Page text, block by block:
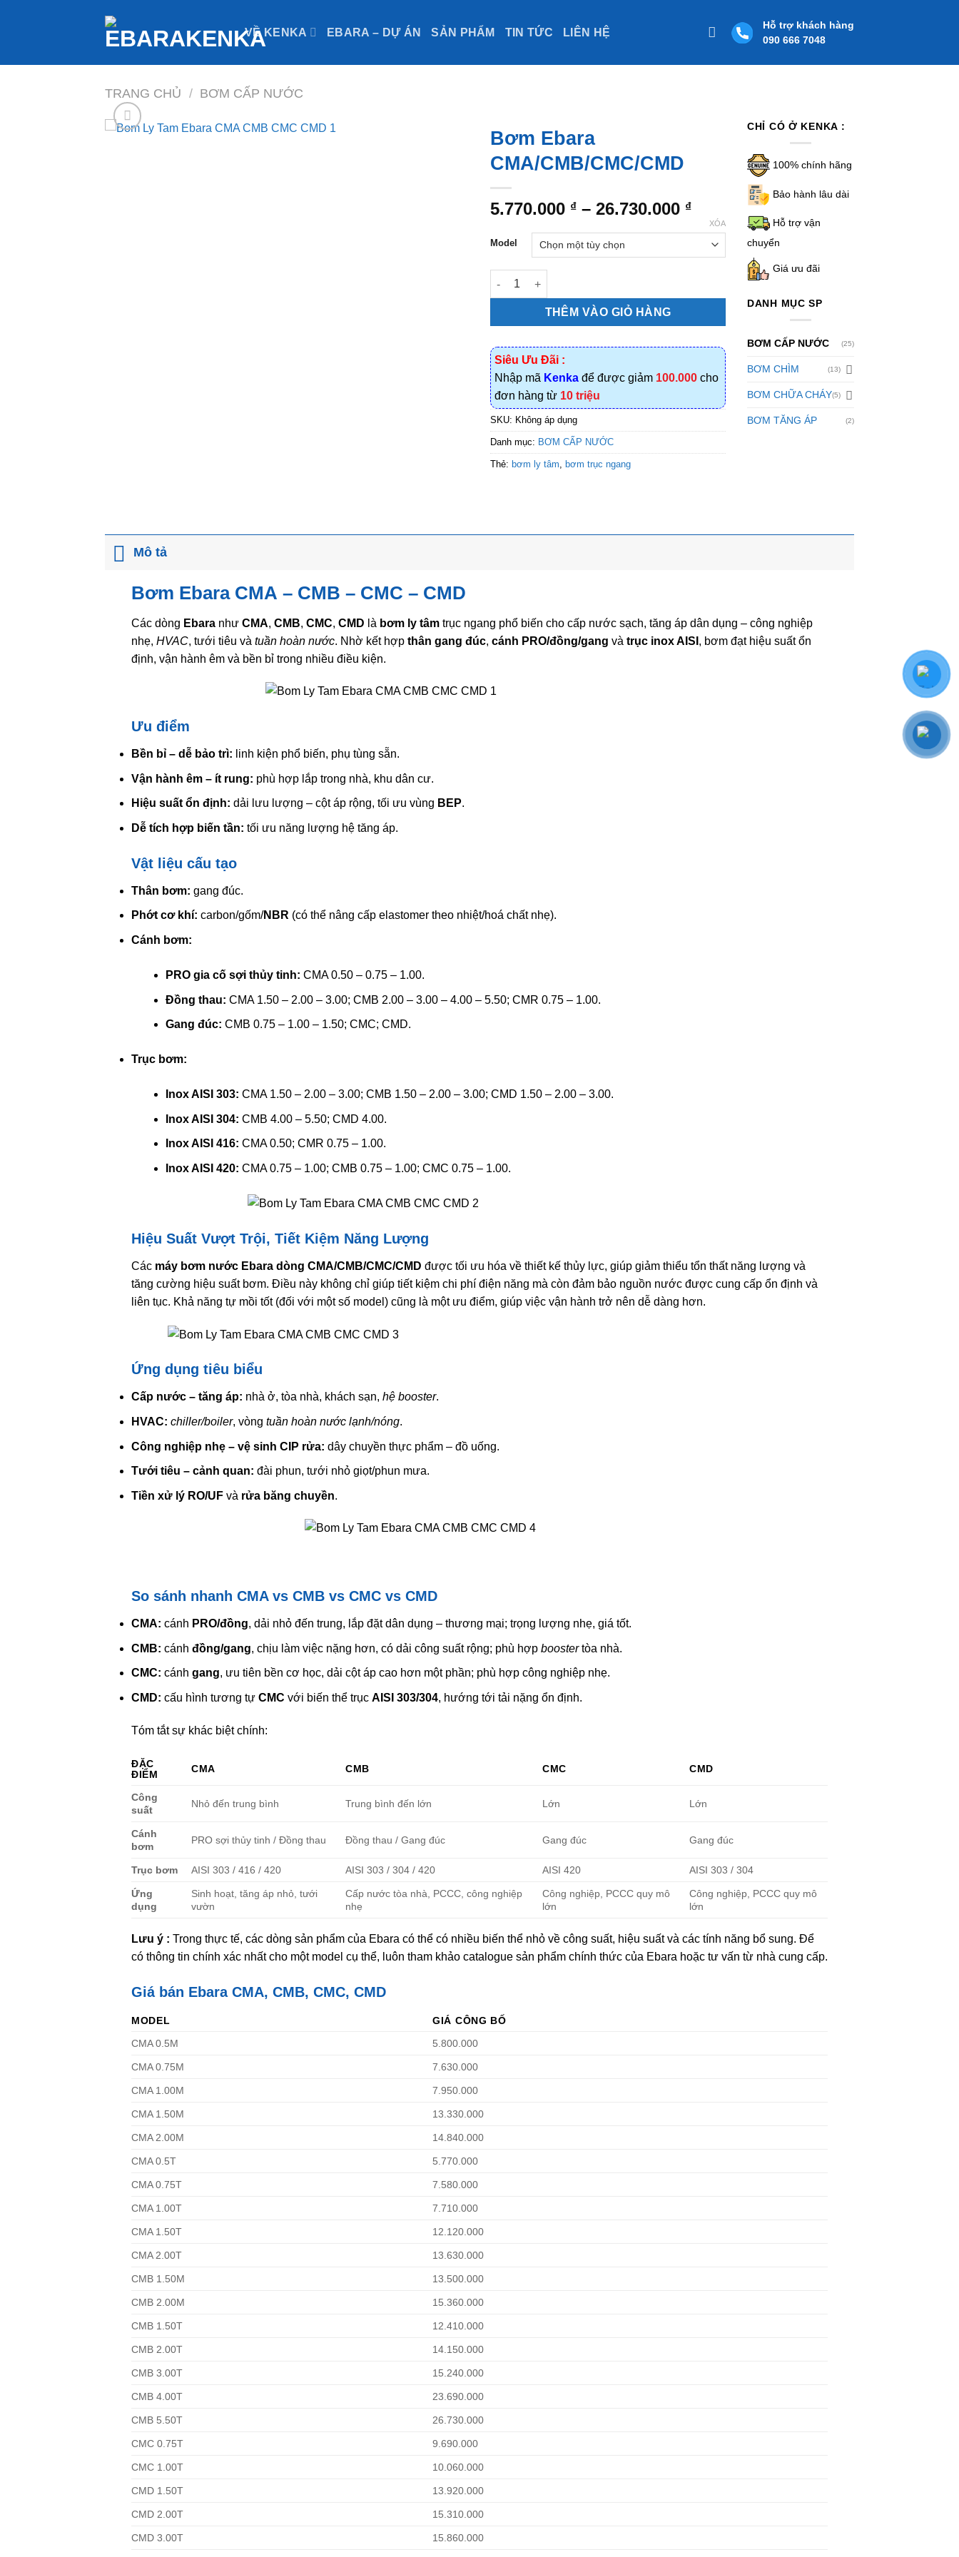
VỀ KENKA EBARA – DỰ ÁN SẢN PHẨM TIN TỨC LIÊN HỆ
Hỗ trợ khách hàng
090 666 7048
TRANG CHỦ / BƠM CẤP NƯỚC
Bơm Ebara
CMA/CMB/CMC/CMD
5.770.000 ₫ – 26.730.000 ₫Khoảng
giá:
5.770.000 ₫
26.730.000 ₫
Model
XÓA
Bơm Ebara CMA/CMB/CMC/CMD số lượng
THÊM VÀO GIỎ HÀNG
Siêu Ưu Đãi :
Nhập mã Kenka để được giảm 100.000 cho
đơn hàng từ 10 triệu
SKU: Không áp dụng
Danh mục: BƠM CẤP NƯỚC
Thẻ: bơm ly tâm bơm trục ngang
CHỈ CÓ Ở KENKA :
100% chính hãng
Bảo hành lâu dài
Hỗ trợ vận
chuyển
Giá ưu đãi
DANH MỤC SP
BƠM CẤP NƯỚC (25)
BƠM CHÌM (13)
BƠM CHỮA CHÁY(5)
BƠM TĂNG ÁP (2)
Mô tả
Bơm Ebara CMA – CMB – CMC – CMD
Các dòng Ebaranhư CMA, CMB, CMC, CMD là bơm ly tâmtrục ngang phổ biến cho cấp nước sạch, tăng áp dân dụng – công nghiệp
nhẹ, HVAC, tưới tiêu và tuần hoàn nước. Nhờ kết hợp thân gang đúc, cánh PRO/đồng/gang và trục inox AISI , bơm đạt hiệu suất ổn
định, vận hành êm và bền bỉ trong nhiều điều kiện.
Ưu điểm
Bền bỉ – dễ bảo trì: linh kiện phổ biến, phụ tùng sẵn.
Vận hành êm – ít rung: phù hợp lắp trong nhà, khu dân cư.
Hiệu suất ổn định: dải lưu lượng – cột áp rộng, tối ưu vùng BEP.
Dễ tích hợp biến tần: tối ưu năng lượng hệ tăng áp.
Vật liệu cấu tạo
Thân bơm: gang đúc.
Phớt cơ khí: carbon/gốm/NBR (có thể nâng cấp elastomer theo nhiệt/hoá chất nhẹ).
Cánh bơm:
PRO gia cố sợi thủy tinh: CMA 0.50 – 0.75 – 1.00.
Đồng thau: CMA 1.50 – 2.00 – 3.00; CMB 2.00 – 3.00 – 4.00 – 5.50; CMR 0.75 – 1.00.
Gang đúc: CMB 0.75 – 1.00 – 1.50; CMC; CMD.
Trục bơm:
Inox AISI 303: CMA 1.50 – 2.00 – 3.00; CMB 1.50 – 2.00 – 3.00; CMD 1.50 – 2.00 – 3.00.
Inox AISI 304: CMB 4.00 – 5.50; CMD 4.00.
Inox AISI 416: CMA 0.50; CMR 0.75 – 1.00.
Inox AISI 420: CMA 0.75 – 1.00; CMB 0.75 – 1.00; CMC 0.75 – 1.00.
Hiệu Suất Vượt Trội, Tiết Kiệm Năng Lượng
Các máy bơm nước Ebara dòng CMA/CMB/CMC/CMD được tối ưu hóa về thiết kế thủy lực, giúp giảm thiểu tổn thất năng lượng và
tăng cường hiệu suất bơm. Điều này không chỉ giúp tiết kiệm chi phí điện năng mà còn đảm bảo nguồn nước được cung cấp ổn định và
liên tục. Khả năng tự mồi tốt (đối với một số model) cũng là một ưu điểm, giúp việc vận hành trở nên dễ dàng hơn.
Ứng dụng tiêu biểu
Cấp nước – tăng áp: nhà ở, tòa nhà, khách sạn, hệ booster.
HVAC: chiller/boiler, vòng tuần hoàn nước lạnh/nóng.
Công nghiệp nhẹ – vệ sinh CIP rửa: dây chuyền thực phẩm – đồ uống.
Tưới tiêu – cảnh quan: đài phun, tưới nhỏ giọt/phun mưa.
Tiền xử lý RO/UFvà rửa băng chuyền.
So sánh nhanh CMA vs CMB vs CMC vs CMD
CMA: cánh PRO/đồng, dải nhỏ đến trung, lắp đặt dân dụng – thương mại; trọng lượng nhẹ, giá tốt.
CMB: cánh đồng/gang, chịu làm việc nặng hơn, có dải công suất rộng; phù hợp boostertòa nhà.
CMC: cánh gang, ưu tiên bền cơ học, dải cột áp cao hơn một phần; phù hợp công nghiệp nhẹ.
CMD: cấu hình tương tự CMC với biến thể trục AISI 303/304, hướng tới tải nặng ổn định.
Tóm tắt sự khác biệt chính:
ĐẶC
ĐIỂM
CMA CMB CMC CMD
Công
suất
Nhỏ đến trung bình Trung bình đến lớn Lớn Lớn
Cánh
bơm
PRO sợi thủy tinh / Đồng thau Đồng thau / Gang đúc Gang đúc Gang đúc
Trục bơm AISI 303 / 416 / 420 AISI 303 / 304 / 420 AISI 420 AISI 303 / 304
Ứng
dụng
Sinh hoạt, tăng áp nhỏ, tưới
vườn
Cấp nước tòa nhà, PCCC, công nghiệp
nhẹ
Công nghiệp, PCCC quy mô
lớn
Công nghiệp, PCCC quy mô
lớn
Lưu ý : Trong thực tế, các dòng sản phẩm của Ebara có thể có nhiều biến thể nhỏ về công suất, hiệu suất và các tính năng bổ sung. Để
có thông tin chính xác nhất cho một model cụ thể, luôn tham khảo catalogue sản phẩm chính thức của Ebara hoặc tư vấn từ nhà cung cấp.
Giá bán Ebara CMA, CMB, CMC, CMD
MODEL
GIÁ CÔNG BỐ
CMA 0.5M
5.800.000
CMA 0.75M 7.630.000
CMA 1.00M 7.950.000
CMA 1.50M 13.330.000
CMA 2.00M 14.840.000
CMA 0.5T 5.770.000
CMA 0.75T 7.580.000
CMA 1.00T 7.710.000
CMA 1.50T 12.120.000
CMA 2.00T 13.630.000
CMB 1.50M 13.500.000
CMB 2.00M 15.360.000
CMB 1.50T 12.410.000
CMB 2.00T 14.150.000
CMB 3.00T 15.240.000
CMB 4.00T 23.690.000
CMB 5.50T 26.730.000
CMC 0.75T 9.690.000
CMC 1.00T 10.060.000
CMD 1.50T 13.920.000
CMD 2.00T 15.310.000
CMD 3.00T 15.860.000